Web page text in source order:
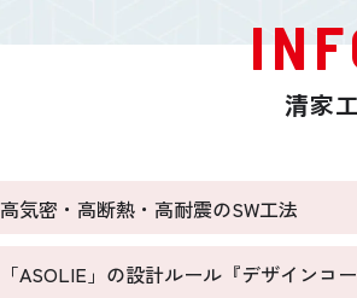
清家
高気密・高断熱・高耐震のSW工法
「ASOLIE」の設計ルール『デザインコー